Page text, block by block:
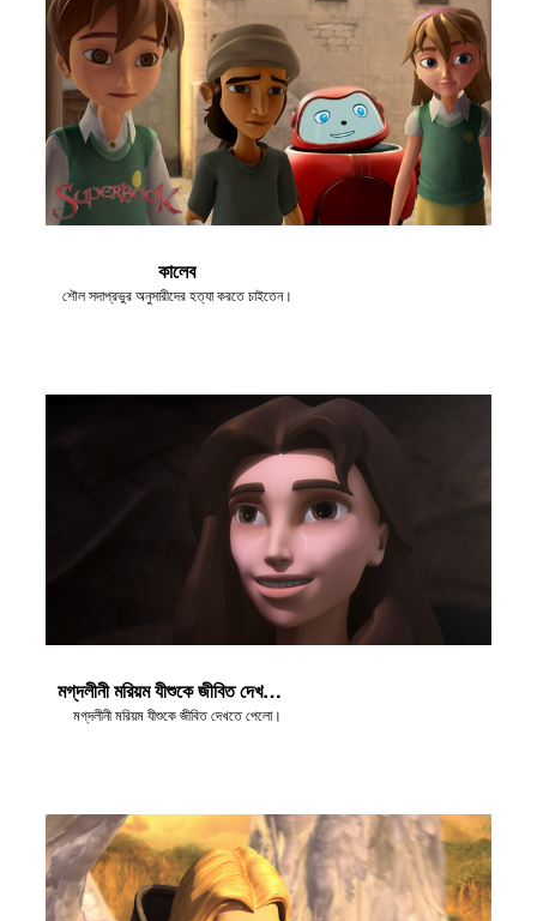
কালেব
শৌল সদাপ্রভুর অনুসারীদের হত্যা করতে চাইতেন।
মগ্‌দলীনী মরিয়ম যীশুকে জীবিত দেখতে পেলো
মগ্‌দলীনী মরিয়ম যীশুকে জীবিত দেখতে পেলো।